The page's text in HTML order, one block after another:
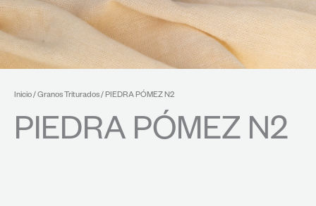
Inicio/ Granos Triturados/ PIEDRA PÓMEZ N2
PIEDRA PÓMEZ N2